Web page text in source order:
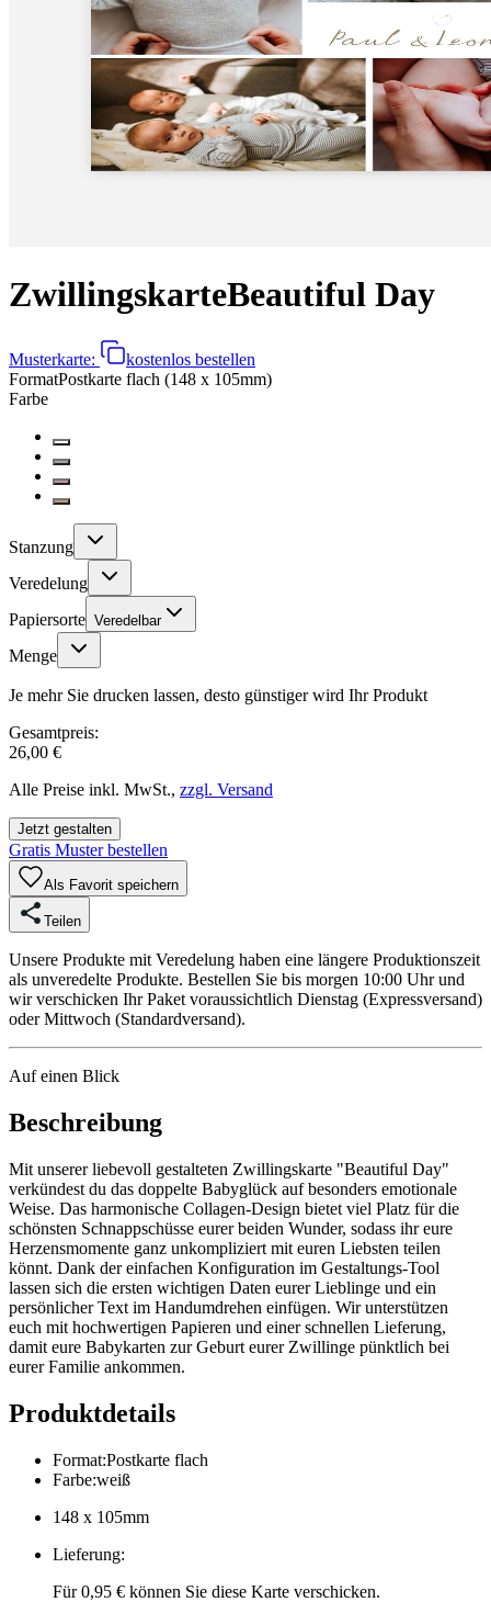
ZwillingskarteBeautiful Day
Musterkarte:
kostenlos bestellen
FormatPostkarte flach (148 x 105mm)
Farbe
Stanzung
Veredelung
Papiersorte Veredelbar
Menge
Je mehr Sie drucken lassen, desto günstiger wird Ihr Produkt
Gesamtpreis:
26,00 €
Alle Preise inkl. MwSt., zzgl. Versand
Jetzt gestalten
Gratis Muster bestellen
Als Favorit speichern
Teilen
Unsere Produkte mit Veredelung haben eine längere Produktionszeit
als unveredelte Produkte. Bestellen Sie bis morgen 10:00 Uhr und
wir verschicken Ihr Paket voraussichtlich Dienstag (Expressversand)
oder Mittwoch (Standardversand).
Auf einen Blick
Beschreibung
Mit unserer liebevoll gestalteten Zwillingskarte "Beautiful Day"
verkündest du das doppelte Babyglück auf besonders emotionale
Weise. Das harmonische Collagen-Design bietet viel Platz für die
schönsten Schnappschüsse eurer beiden Wunder, sodass ihr eure
Herzensmomente ganz unkompliziert mit euren Liebsten teilen
könnt. Dank der einfachen Konfiguration im Gestaltungs-Tool
lassen sich die ersten wichtigen Daten eurer Lieblinge und ein
persönlicher Text im Handumdrehen einfügen. Wir unterstützen
euch mit hochwertigen Papieren und einer schnellen Lieferung,
damit eure Babykarten zur Geburt eurer Zwillinge pünktlich bei
eurer Familie ankommen.
Produktdetails
Format:Postkarte flach
Farbe:weiß
148 x 105mm
Lieferung:
Für 0,95 € können Sie diese Karte verschicken.